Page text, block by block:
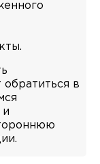
в
и